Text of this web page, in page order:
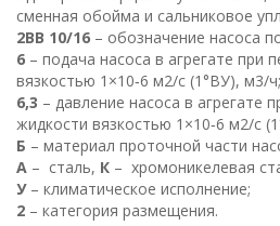
сменная обойма и сальниковое
2ВВ 10/16 – обозначение насоса
6 – подача насоса в агрегате при
вязкостью 1×10‑6 м2/с (1°ВУ), м3/ч;
6,3 – давление насоса в агрегате
жидкости вязкостью 1×10‑6 м2/с
Б – материал проточной части
А – сталь, К – хромоникелевая
У – климатическое исполнение;
2 – категория размещения.